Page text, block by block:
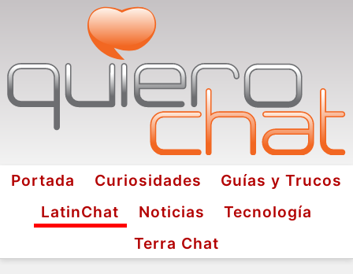
Portada Curiosidades
Guías y Trucos
LatinChat
Noticias
Tecnología
Terra Chat